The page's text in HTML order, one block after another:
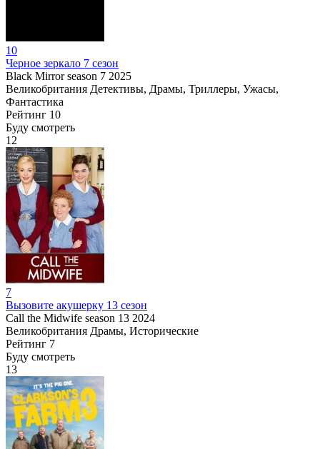
10
Черное зеркало 7 сезон
Black Mirror season 7 2025
Великобритания Детективы, Драмы, Триллеры, Ужасы,
Фантастика
Рейтинг 10
Буду смотреть
12
7
Вызовите акушерку 13 сезон
Call the Midwife season 13 2024
Великобритания Драмы, Исторические
Рейтинг 7
Буду смотреть
13